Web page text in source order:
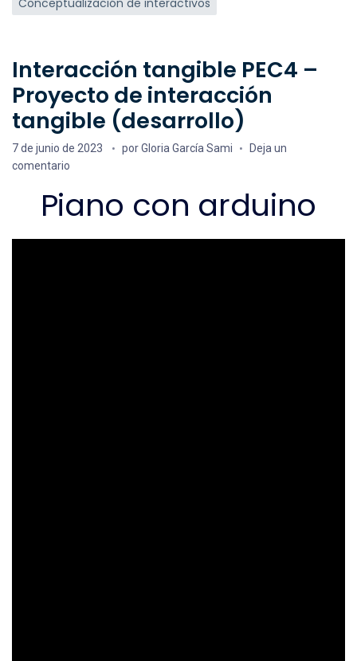
Conceptualización de interactivos
Interacción tangible PEC4 –
Proyecto de interacción
tangible (desarrollo)
Fecha de publicación
7 de junio de 2023 porGloria García Sami
Deja un
comentario
Piano con arduino